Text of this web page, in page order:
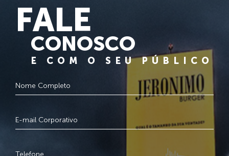
FALE
CONOSCO
E COM O SEU PÚBLICO